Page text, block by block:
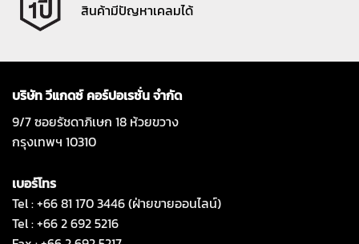
สินค้ามีปัญหาเคลมได้
บริษัท วีแกดซ์ คอร์ปอเรชั่น จำกัด
9/7 ซอยรัชดาภิเษก 18 ห้วยขวาง
กรุงเทพฯ 10310
เบอร์โทร
Tel : +66 81 170 3446 (ฝ่ายขายออนไลน์)
Tel : +66 2 692 5216